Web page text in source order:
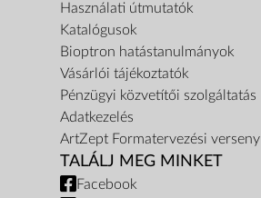
Használati útmutatók
Katalógusok
Bioptron hatástanulmányok
Vásárlói tájékoztatók
Pénzügyi közvetítői szolgáltatás
Adatkezelés
ArtZept Formatervezési verseny
TALÁLJ MEG MINKET
Facebook